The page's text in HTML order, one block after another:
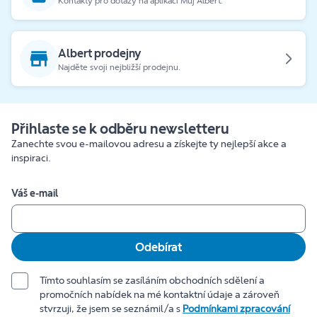
Albert prodejny
Najděte svoji nejbližší prodejnu.
Přihlaste se k odběru newsletteru
Zanechte svou e-mailovou adresu a získejte ty nejlepší akce a
inspiraci.
Váš e-mail
Odebírat
Tímto souhlasím se zasíláním obchodních sdělení a
promočních nabídek na mé kontaktní údaje a zároveň
stvrzuji, že jsem se seznámil/a s Podmínkami zpracování